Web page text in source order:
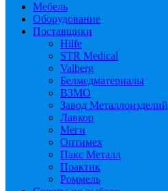
Мебель
Оборудование
Поставщики
Hilfe
STR Medical
Valberg
Белмедматериалы
ВЗМО
Завод Металлоизделий
Лавкор
Меги
Оптимех
Пакс Металл
Практик
Роммель